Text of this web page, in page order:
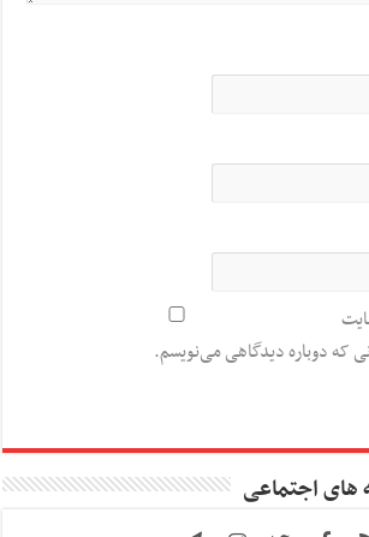
که دوباره دیدگاهی می‌نویسم.
اجتماعی